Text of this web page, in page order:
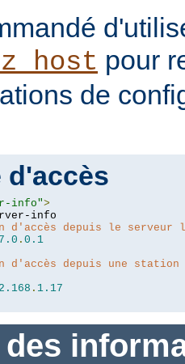
pour
de
d'accès
info">
info
d'accès depuis le serveur
. 0.1
d'accès depuis une
. 1.17